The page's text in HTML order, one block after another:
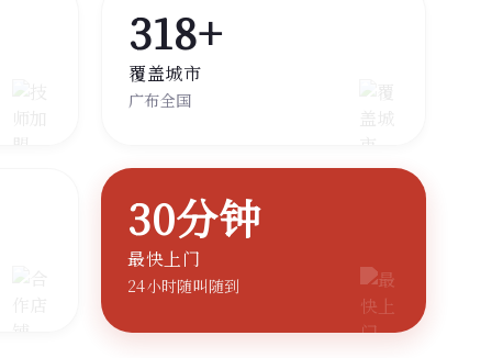
318+
覆盖城市
广布全国
30分钟
最快上门
24小时随叫随到